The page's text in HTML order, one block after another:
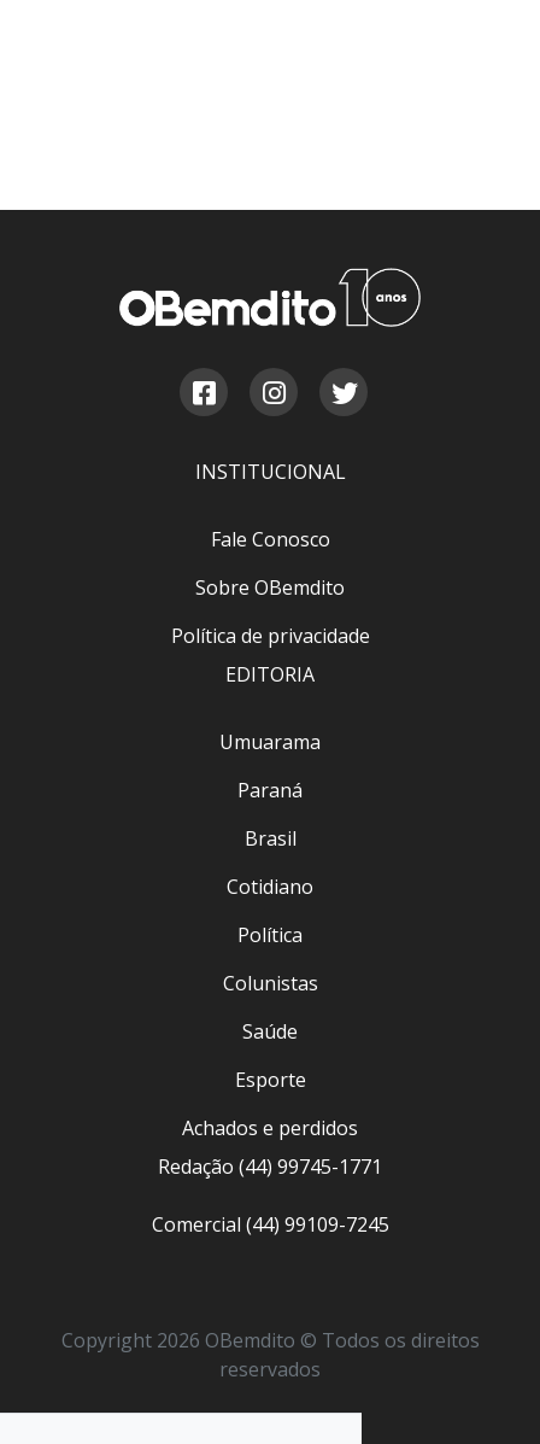
INSTITUCIONAL
Fale Conosco
Sobre OBemdito
Política de privacidade
EDITORIA
Umuarama
Paraná
Brasil
Cotidiano
Política
Colunistas
Saúde
Esporte
Achados e perdidos
Redação (44) 99745-1771
Comercial (44) 99109-7245
Copyright 2026 OBemdito © Todos os direitos
reservados